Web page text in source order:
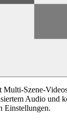
Multi-Szene-
Audio und
Einstellungen.